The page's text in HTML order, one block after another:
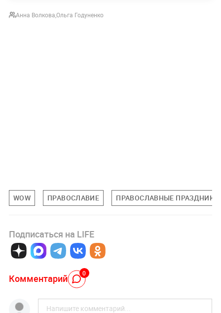
Анна Волкова,Ольга Годуненко
WOW ПРАВОСЛАВИЕ ПРАВОСЛАВНЫЕ ПРАЗДНИКИ
Подписаться на LIFE
Комментарий 0